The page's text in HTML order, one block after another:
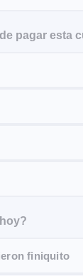
pagar esta
finiquito